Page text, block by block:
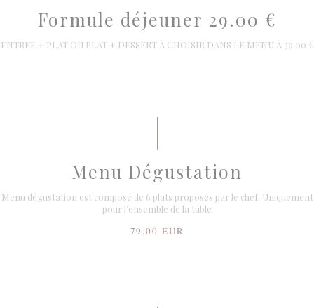
Formule déjeuner 29.00 €
ENTREE + PLAT OU PLAT + DESSERT À CHOISIR DANS LE MENU À 39.00 €
Menu Dégustation
Menu dégustation est composé de 6 plats proposés par le chef. Uniquement
pour l’ensemble de la table
79,00 EUR